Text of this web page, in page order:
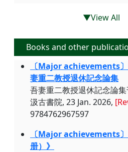
▼View All
Books and other
〔Major achievements
妻重二教授退休記念論集
吾妻重二教授退休記念論
汲古書院, 23 Jan. 2026,
9784762967597
〔Major achievements
册）》